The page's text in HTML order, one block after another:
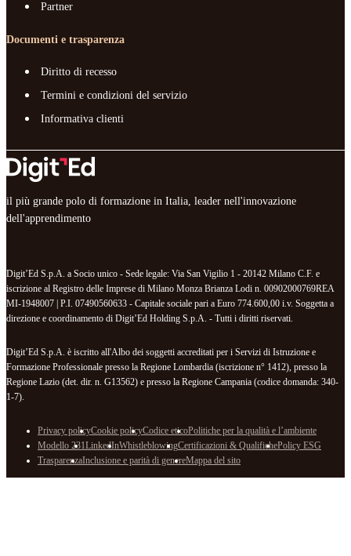
Partner
Documenti e trasparenza
Diritto di recesso
Termini e condizioni del servizio
Informativa clienti
il più grande polo di formazione in Italia, leader nell'innovazione
dell'apprendimento
Digit’Ed S.p.A. a Socio unico - Sede legale: Via San Vigilio 1 - 20142 Milano C.F. e
iscrizione al Registro delle Imprese di Milano Monza Brianza Lodi n. 00902000769REA
MI-1948007 | P.I. 07490560633 - Capitale sociale pari a Euro 774.600,00 i.v. Soggetta a
direzione e coordinamento di Digit’Ed Holding S.p.A. - Tutti i diritti riservati.
Digit’Ed S.p.A. è iscritto all'Albo dei soggetti accreditati per i Servizi di Istruzione e
Formazione Professionale presso la Regione Lombardia (iscrizione n° 1412), presso la
Regione Lazio (det. dir. n. G13562) e presso la Regione Campania (codice domanda: 340-
1-7).
Privacy policyCookie policyCodice eticoPolitiche per la qualità e l’ambiente
Modello 231LinkedInWhistleblowingCertificazioni & QualifichePolicy ESG
TrasparenzaInclusione e parità di genereMappa del sito